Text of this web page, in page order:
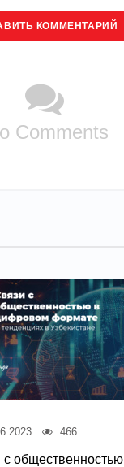
КОММЕНТАРИЙ
Comments
466
с общественностью